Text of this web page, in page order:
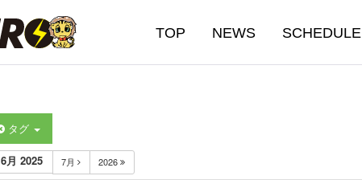
TOP NEWS SCHEDULE
タグ
6月 2025 7月 2026